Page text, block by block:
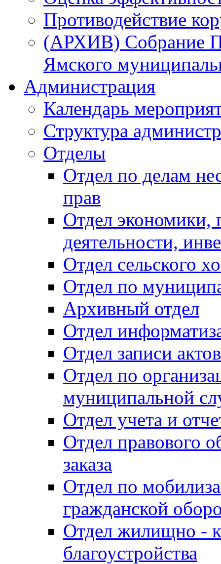
Противодействие
(АРХИВ) Собрание
Ямского
Администрация
Календарь
Структура
Отделы
Отдел по делам
прав
Отдел экономики,
деятельности,
Отдел сельского
Отдел по
Архивный отдел
Отдел
Отдел записи
Отдел по
муниципальной
Отдел учета и
Отдел правового
заказа
Отдел по
гражданской
Отдел жилищно -
благоустройства